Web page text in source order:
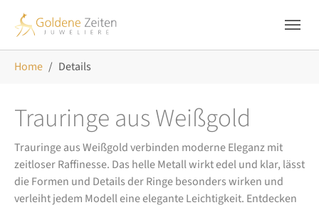
Home Details
Trauringe aus Weißgold
Trauringe aus Weißgold verbinden moderne Eleganz mit
zeitloser Raffinesse. Das helle Metall wirkt edel und klar, lässt
die Formen und Details der Ringe besonders wirken und
verleiht jedem Modell eine elegante Leichtigkeit. Entdecken